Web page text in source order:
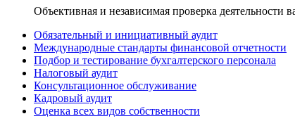
Объективная и независимая проверка деятельности
Обязательный и инициативный аудит
Международные стандарты финансовой отчетности
Подбор и тестирование бухгалтерского персонала
Налоговый аудит
Консультационное обслуживание
Кадровый аудит
Оценка всех видов собственности